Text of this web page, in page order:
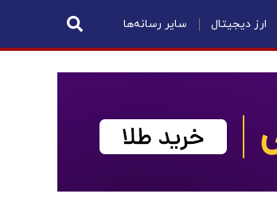
ارز دیجیتال سایر رسانه‌ها